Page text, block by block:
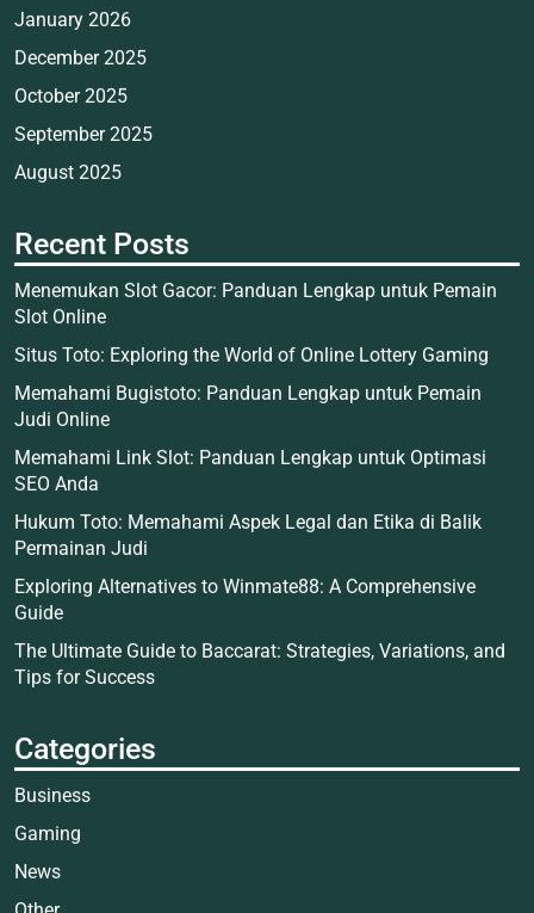
January 2026
December 2025
October 2025
September 2025
August 2025
Recent Posts
Menemukan Slot Gacor: Panduan Lengkap untuk Pemain
Slot Online
Situs Toto: Exploring the World of Online Lottery Gaming
Memahami Bugistoto: Panduan Lengkap untuk Pemain
Judi Online
Memahami Link Slot: Panduan Lengkap untuk Optimasi
SEO Anda
Hukum Toto: Memahami Aspek Legal dan Etika di Balik
Permainan Judi
Exploring Alternatives to Winmate88: A Comprehensive
Guide
The Ultimate Guide to Baccarat: Strategies, Variations, and
Tips for Success
Categories
Business
Gaming
News